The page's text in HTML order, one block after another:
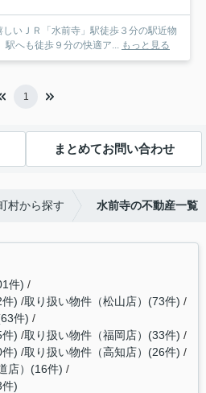
いＪＲ「水前寺」駅徒歩３分の駅近物
へも徒歩９分の快適ア...
もっと見る
1
まとめてお問い合わせ
村から探す 水前寺の不動産一覧
件)
) 取り扱い物件（松山店）(73件)
件)
) 取り扱い物件（福岡店）(33件)
) 取り扱い物件（高知店）(26件)
店）(16件)
)